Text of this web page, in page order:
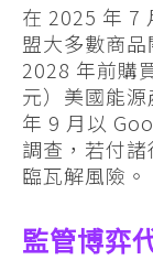
在 2025 年 7
盟大多數商
2028 年前購
元）美國能
年 9 月以
調查，若付
臨瓦解風險。
監管博弈